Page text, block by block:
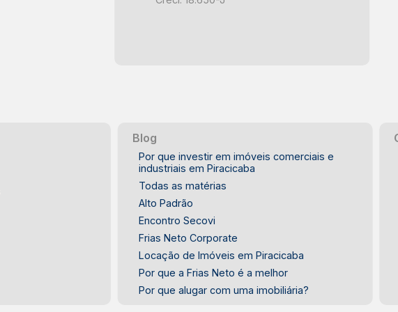
Blog
Por que investir em imóveis comerciais e
industriais em Piracicaba
Todas as matérias
Alto Padrão
Encontro Secovi
Frias Neto Corporate
Locação de Imóveis em Piracicaba
Por que a Frias Neto é a melhor
Por que alugar com uma imobiliária?